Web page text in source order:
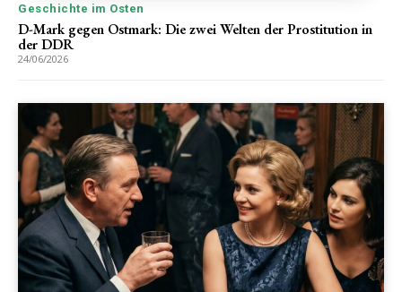
Geschichte im Osten
D-Mark gegen Ostmark: Die zwei Welten der Prostitution in
der DDR
24/06/2026